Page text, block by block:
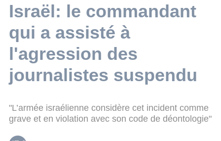
Israël: le commandant
qui a assisté à
l'agression des
journalistes suspendu
"L’armée israélienne considère cet incident comme
grave et en violation avec son code de déontologie"